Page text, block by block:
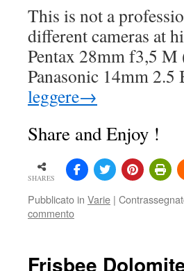
This is not a
different cameras at
Pentax 28mm f3,5
Panasonic 14mm
leggere→
Share and Enjoy !
SHARES
Pubblicato in Varie |
commento
Frisbee